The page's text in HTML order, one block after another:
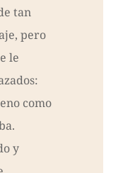
tan
pero
le
como
y